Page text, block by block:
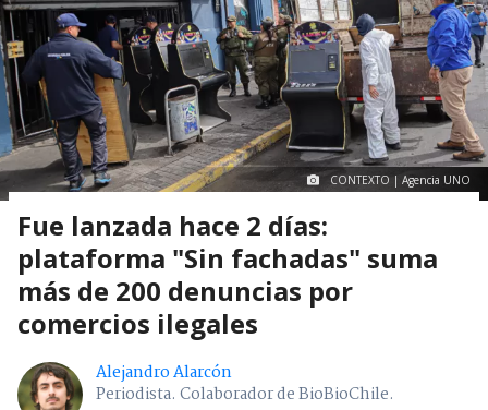
CONTEXTO | Agencia UNO
Fue lanzada hace 2 días:
plataforma "Sin fachadas" suma
más de 200 denuncias por
comercios ilegales
Alejandro Alarcón
Periodista. Colaborador de BioBioChile.